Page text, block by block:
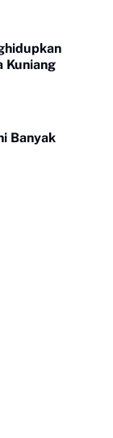
Kuniang
Banyak